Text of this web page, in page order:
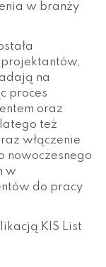
w branży
na
proces
oraz
też
włączenie
nowoczesnego
w
do pracy
KIS List